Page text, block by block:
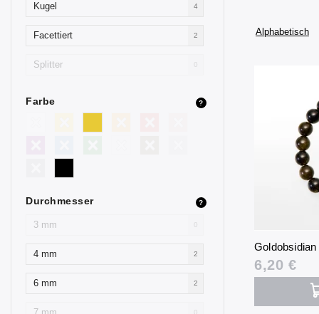
Kugel 4
Facettiert 2
Splitter 0
Farbe ?
Durchmesser ?
3 mm 0
4 mm 2
6 mm 2
0
Alphabetisch
6,20 €